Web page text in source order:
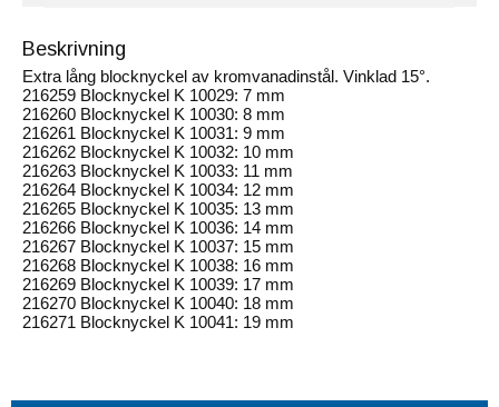
Beskrivning
Extra lång blocknyckel av kromvanadinstål. Vinklad 15°.
216259 Blocknyckel K 10029: 7 mm
216260 Blocknyckel K 10030: 8 mm
216261 Blocknyckel K 10031: 9 mm
216262 Blocknyckel K 10032: 10 mm
216263 Blocknyckel K 10033: 11 mm
216264 Blocknyckel K 10034: 12 mm
216265 Blocknyckel K 10035: 13 mm
216266 Blocknyckel K 10036: 14 mm
216267 Blocknyckel K 10037: 15 mm
216268 Blocknyckel K 10038: 16 mm
216269 Blocknyckel K 10039: 17 mm
216270 Blocknyckel K 10040: 18 mm
216271 Blocknyckel K 10041: 19 mm